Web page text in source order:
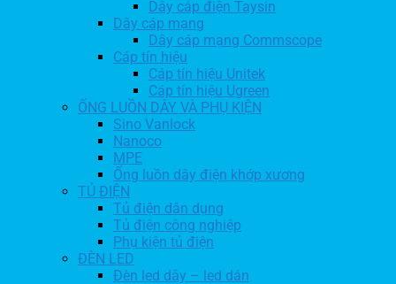
Dây cáp điện Taysin
Dây cáp mạng
Dây cáp mạng Commscope
Cáp tín hiệu
Cáp tín hiệu Unitek
Cáp tín hiệu Ugreen
ỐNG LUỒN DÂY VÀ PHỤ KIỆN
Sino Vanlock
Nanoco
MPE
Ống luồn dây điện khớp xương
TỦ ĐIỆN
Tủ điện dân dụng
Tủ điện công nghiệp
Phụ kiện tủ điện
ĐÈN LED
Đèn led dây – led dán